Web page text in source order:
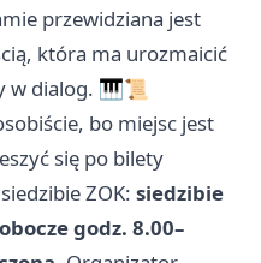
przewidziana jest
która ma urozmaicić
w dialog. 🎹📜
bo miejsc jest
się po bilety
ZOK: siedzibie
godz. 8.00–